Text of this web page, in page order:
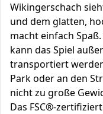
Wikingerschach
und dem glatten,
macht einfach
kann das Spiel
transportiert
Park oder an den
nicht zu große
Das FSC®-